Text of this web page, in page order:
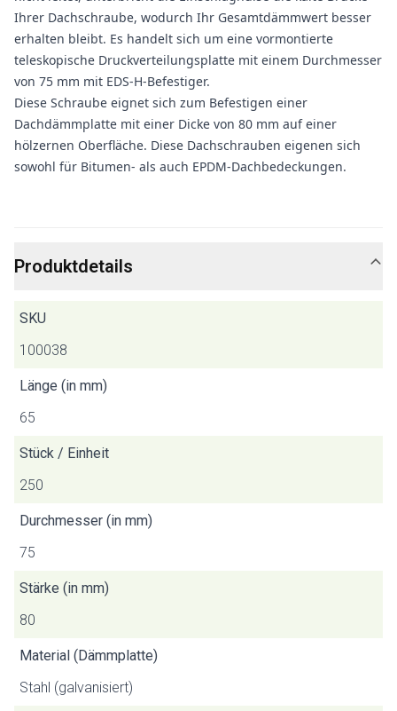
Ihrer Dachschraube, wodurch Ihr Gesamtdämmwert besser
erhalten bleibt. Es handelt sich um eine vormontierte
teleskopische Druckverteilungsplatte mit einem Durchmesser
von 75 mm mit EDS-H-Befestiger.
Diese Schraube eignet sich zum Befestigen einer
Dachdämmplatte mit einer Dicke von 80 mm auf einer
hölzernen Oberfläche. Diese Dachschrauben eigenen sich
sowohl für Bitumen- als auch EPDM-Dachbedeckungen.
Produktdetails
SKU
100038
Länge (in mm)
65
Stück / Einheit
250
Durchmesser (in mm)
75
Stärke (in mm)
80
Material (Dämmplatte)
Stahl (galvanisiert)